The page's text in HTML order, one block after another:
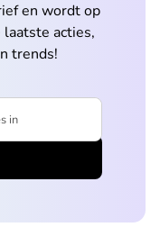
en wordt op
acties,
trends!